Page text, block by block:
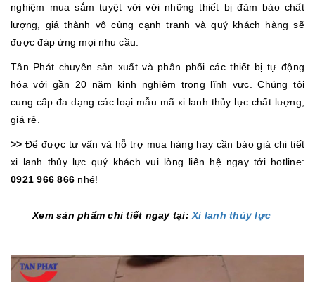
nghiệm mua sắm tuyệt vời với những thiết bị đảm bảo chất
lượng, giá thành vô cùng cạnh tranh và quý khách hàng sẽ
được đáp ứng mọi nhu cầu.
Tân Phát chuyên sản xuất và phân phối các thiết bị tự động
hóa với gần 20 năm kinh nghiệm trong lĩnh vực. Chúng tôi
cung cấp đa dạng các loại mẫu mã xi lanh thủy lực chất lượng,
giá rẻ.
>>Để được tư vấn và hỗ trợ mua hàng hay cần báo giá chi tiết
xi lanh thủy lực quý khách vui lòng liên hệ ngay tới hotline:
0921 966 866 nhé!
Xem sản phẩm chi tiết ngay tại: Xi lanh thủy lực